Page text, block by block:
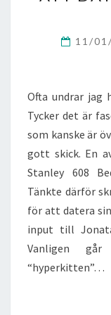
11/
Ofta undrar jag
Tycker det är
som kanske är
gott skick. En
Stanley 608
Tänkte därför
för att datera
input till
Vanligen
“hyperkitten”…